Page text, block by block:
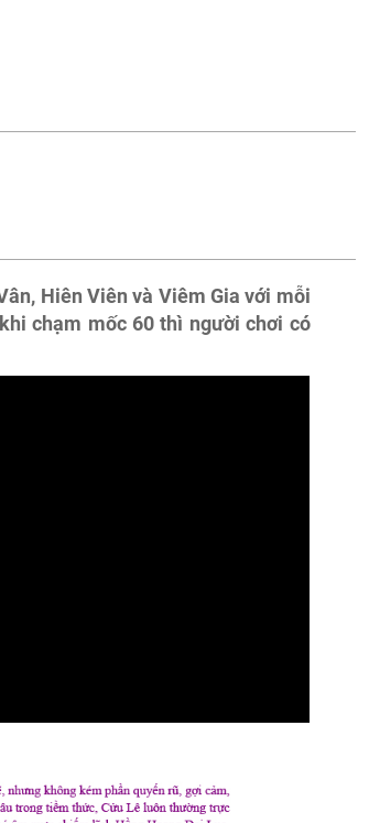
Hiên Viên và Viêm Gia với mỗi
chạm mốc 60 thì người chơi có